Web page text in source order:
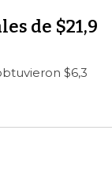
de $21,9
$6,3